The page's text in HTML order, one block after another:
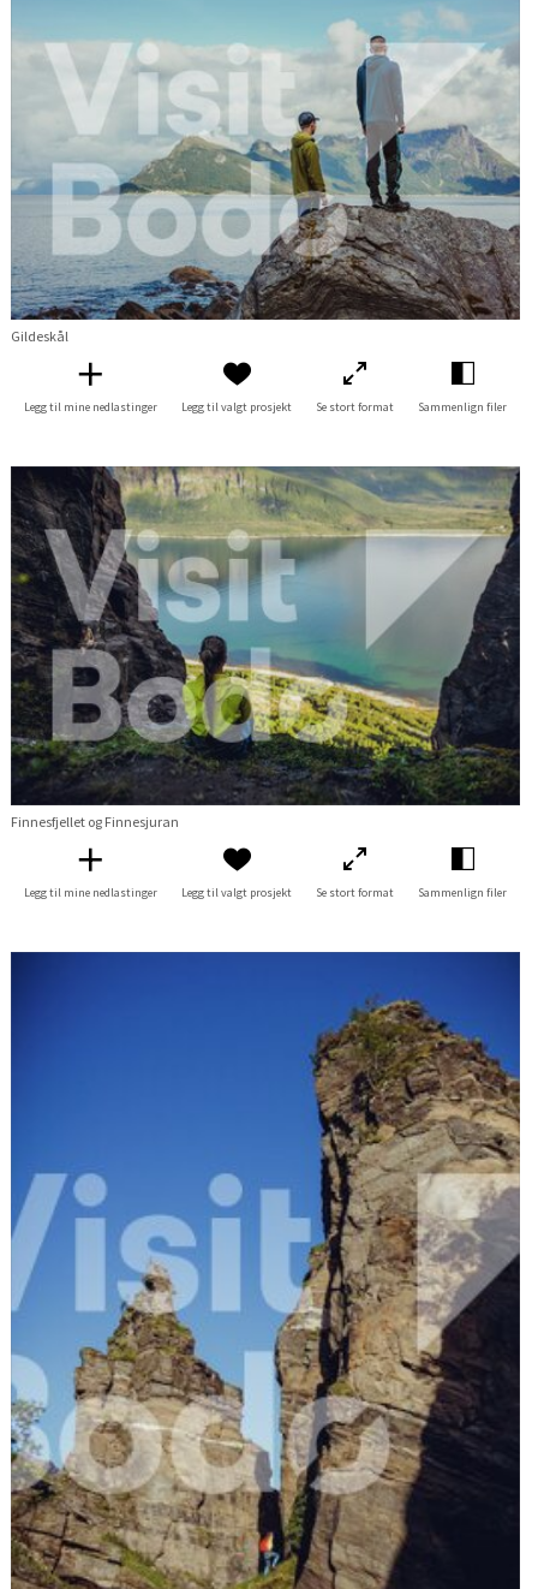
Gildeskål
Legg til mine nedlastinger Legg til valgt prosjekt Se stort format Sammenlign filer
Finnesfjellet og Finnesjuran
Legg til mine nedlastinger Legg til valgt prosjekt Se stort format Sammenlign filer